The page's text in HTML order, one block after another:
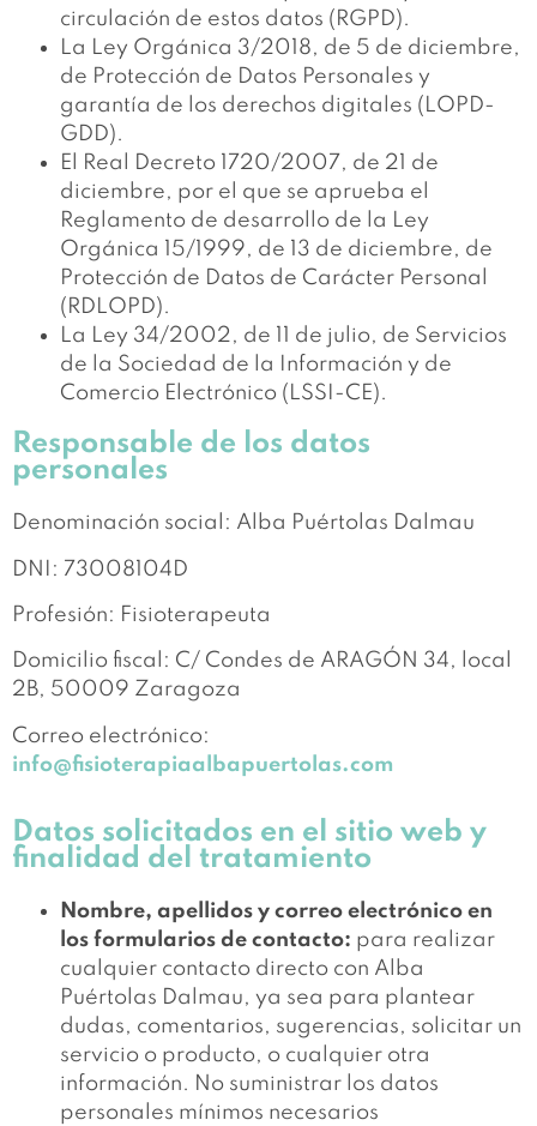
circulación de estos datos (RGPD).
La Ley Orgánica 3/2018, de 5 de diciembre,
de Protección de Datos Personales y
garantía de los derechos digitales (LOPD-
GDD).
El Real Decreto 1720/2007, de 21 de
diciembre, por el que se aprueba el
Reglamento de desarrollo de la Ley
Orgánica 15/1999, de 13 de diciembre, de
Protección de Datos de Carácter Personal
(RDLOPD).
La Ley 34/2002, de 11 de julio, de Servicios
de la Sociedad de la Información y de
Comercio Electrónico (LSSI-CE).
Responsable de los datos
personales
Denominación social: Alba Puértolas Dalmau
DNI: 73008104D
Profesión: Fisioterapeuta
Domicilio fiscal: C/ Condes de ARAGÓN 34, local
2B, 50009 Zaragoza
Correo electrónico:
info@fisioterapiaalbapuertolas.com
Datos solicitados en el sitio web y
finalidad del tratamiento
Nombre, apellidos y correo electrónico en
los formularios de contacto: para realizar
cualquier contacto directo con Alba
Puértolas Dalmau, ya sea para plantear
dudas, comentarios, sugerencias, solicitar un
servicio o producto, o cualquier otra
información. No suministrar los datos
personales mínimos necesarios